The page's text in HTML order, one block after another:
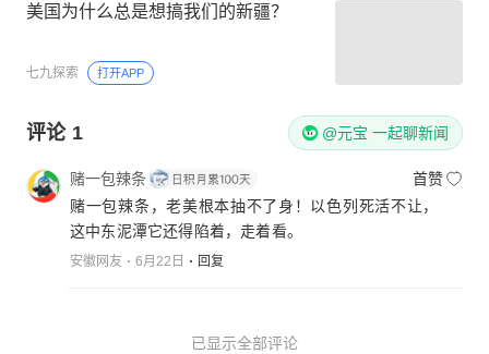
美国为什么总是想搞我们的新疆？
七九探索 打开APP
评论 1 @元宝 一起聊新闻
赌一包辣条
首赞
赌一包辣条，老美根本抽不了身！以色列死活不让，
这中东泥潭它还得陷着，走着看。
安徽网友 6月22日 回复
已显示全部评论